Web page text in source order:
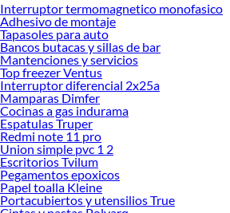
Interruptor termomagnetico monofasico
Adhesivo de montaje
Tapasoles para auto
Bancos butacas y sillas de bar
Mantenciones y servicios
Top freezer Ventus
Interruptor diferencial 2x25a
Mamparas Dimfer
Cocinas a gas indurama
Espatulas Truper
Redmi note 11 pro
Union simple pvc 1 2
Escritorios Tvilum
Pegamentos epoxicos
Papel toalla Kleine
Portacubiertos y utensilios True